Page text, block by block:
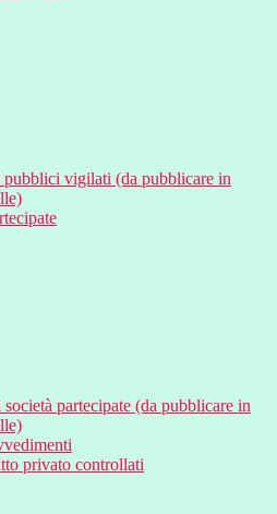
pubblici vigilati (da pubblicare in
partecipate (da pubblicare in
privato controllati